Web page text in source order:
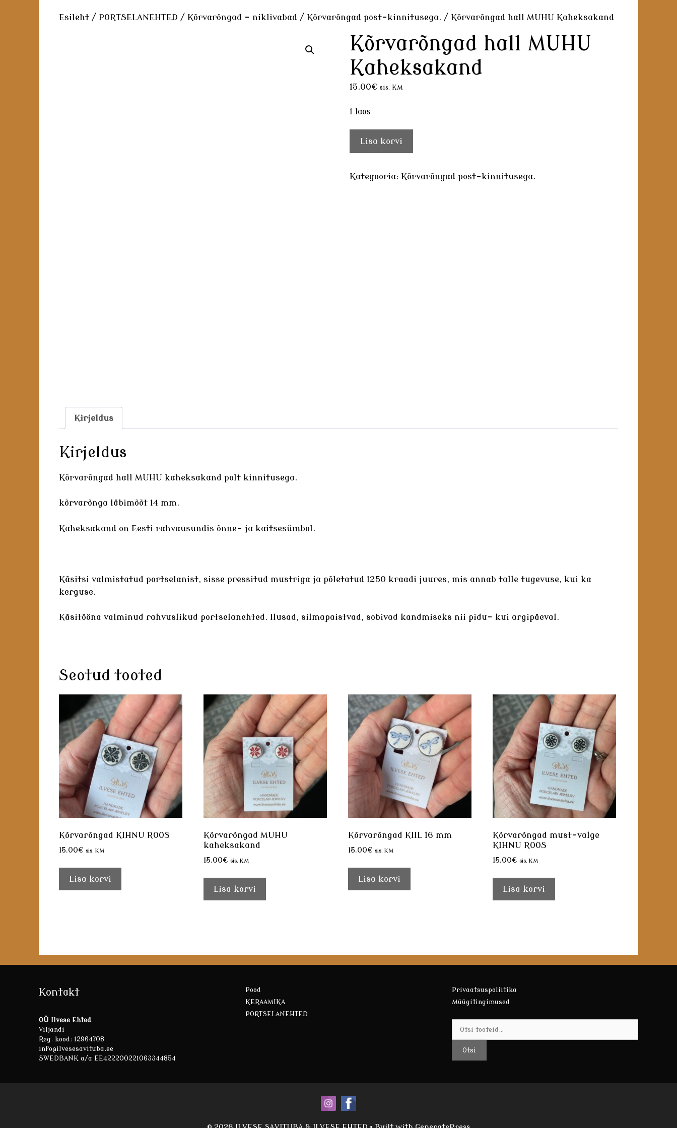
Esileht / PORTSELANEHTED / Kõrvarõngad - niklivabad / Kõrvarõngad post-kinnitusega. / Kõrvarõngad hall MUHU Kaheksakand
Kõrvarõngad hall MUHU
Kaheksakand
15.00€ sis. KM
1 laos
Kõrvarõngad
Kaheksakand
Lisa korvi
Kategooria: Kõrvarõngad post-kinnitusega.
Kirjeldus
Kirjeldus
Kõrvarõngad hall MUHU kaheksakand polt kinnitusega.
kõrvarõnga läbimõõt 14 mm.
Kaheksakand on Eesti rahvausundis õnne- ja kaitsesümbol.
Käsitsi valmistatud portselanist, sisse pressitud mustriga ja põletatud 1250 kraadi juures, mis annab talle tugevuse, kui ka
kerguse.
Käsitööna valminud rahvuslikud portselanehted. Ilusad, silmapaistvad, sobivad kandmiseks nii pidu- kui argipäeval.
Seotud tooted
Kõrvarõngad KIHNU ROOS
15.00€ sis. KM
Lisa korvi
Kõrvarõngad MUHU
kaheksakand
15.00€ sis. KM
Lisa korvi
Kõrvarõngad KIIL 16 mm
15.00€ sis. KM
Lisa korvi
Kõrvarõngad must-valge
KIHNU ROOS
15.00€ sis. KM
Lisa korvi
Kontakt
OÜ Ilvese Ehted
Viljandi
Reg. kood: 12964708
info@ilvesesavituba.ee
SWEDBANK a/a EE422200221063344854
Pood
KERAAMIKA
PORTSELANEHTED
Privaatsuspoliitika
Müügitingimused
Otsi